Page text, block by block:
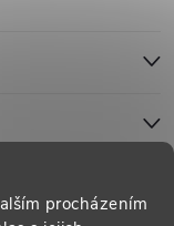
procházením